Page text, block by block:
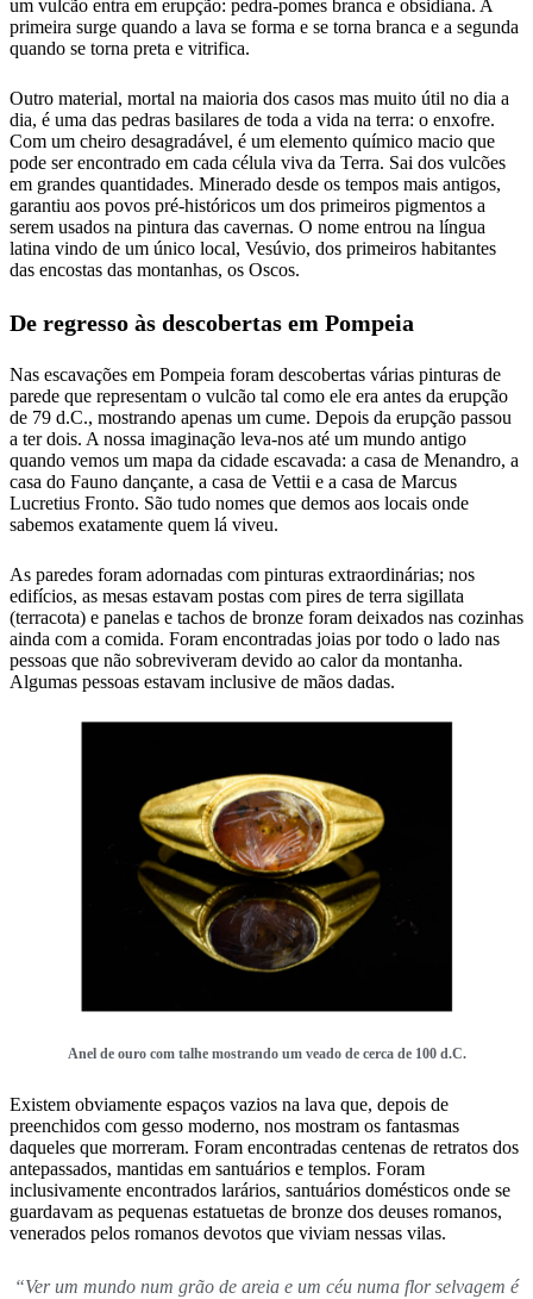
um vulcão entra em erupção: pedra-pomes branca e obsidiana. A
primeira surge quando a lava se forma e se torna branca e a segunda
quando se torna preta e vitrifica.
Outro material, mortal na maioria dos casos mas muito útil no dia a
dia, é uma das pedras basilares de toda a vida na terra: o enxofre.
Com um cheiro desagradável, é um elemento químico macio que
pode ser encontrado em cada célula viva da Terra. Sai dos vulcões
em grandes quantidades. Minerado desde os tempos mais antigos,
garantiu aos povos pré-históricos um dos primeiros pigmentos a
serem usados na pintura das cavernas. O nome entrou na língua
latina vindo de um único local, Vesúvio, dos primeiros habitantes
das encostas das montanhas, os Oscos.
De regresso às descobertas em Pompeia
Nas escavações em Pompeia foram descobertas várias pinturas de
parede que representam o vulcão tal como ele era antes da erupção
de 79 d.C., mostrando apenas um cume. Depois da erupção passou
a ter dois. A nossa imaginação leva-nos até um mundo antigo
quando vemos um mapa da cidade escavada: a casa de Menandro, a
casa do Fauno dançante, a casa de Vettii e a casa de Marcus
Lucretius Fronto. São tudo nomes que demos aos locais onde
sabemos exatamente quem lá viveu.
As paredes foram adornadas com pinturas extraordinárias; nos
edifícios, as mesas estavam postas com pires de terra sigillata
(terracota) e panelas e tachos de bronze foram deixados nas cozinhas
ainda com a comida. Foram encontradas joias por todo o lado nas
pessoas que não sobreviveram devido ao calor da montanha.
Algumas pessoas estavam inclusive de mãos dadas.
Anel de ouro com talhe mostrando um veado de cerca de 100 d.C.
Existem obviamente espaços vazios na lava que, depois de
preenchidos com gesso moderno, nos mostram os fantasmas
daqueles que morreram. Foram encontradas centenas de retratos dos
antepassados, mantidas em santuários e templos. Foram
inclusivamente encontrados larários, santuários domésticos onde se
guardavam as pequenas estatuetas de bronze dos deuses romanos,
venerados pelos romanos devotos que viviam nessas vilas.
“Ver um mundo num grão de areia e um céu numa flor selvagem é